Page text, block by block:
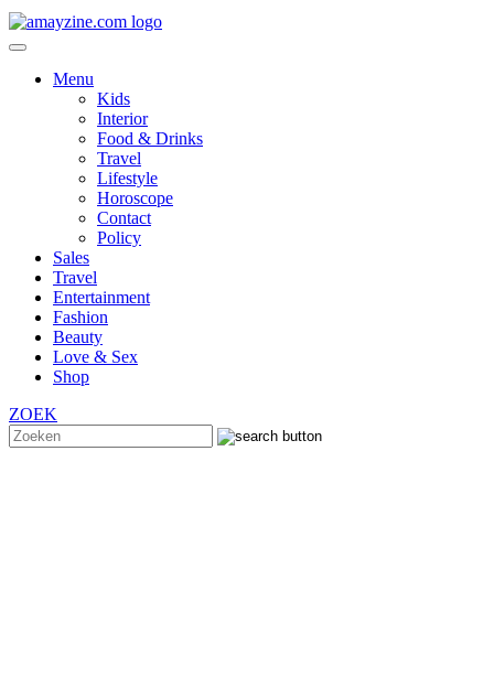
Menu
Kids
Interior
Food & Drinks
Travel
Lifestyle
Horoscope
Contact
Policy
Sales
Travel
Entertainment
Fashion
Beauty
Love & Sex
Shop
ZOEK